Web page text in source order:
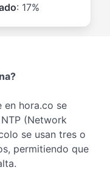
: 17%
en hora.co se
(Network
se usan tres o
permitiendo que